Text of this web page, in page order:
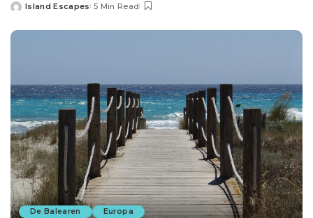
Posted
Island Escapes 5 Min Read
De Balearen Europa